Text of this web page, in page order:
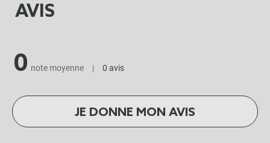
AVIS
0 note moyenne | 0 avis
JE DONNE MON AVIS